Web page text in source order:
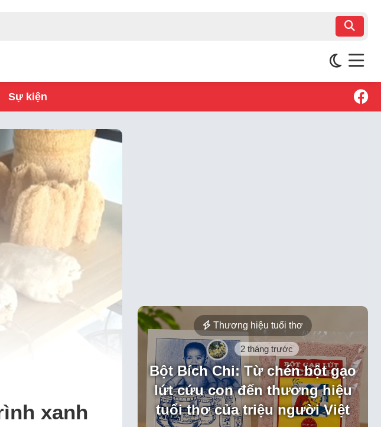
Sự kiện
xanh
Thương hiệu tuổi thơ
2 tháng trước
Bột Bích Chi: Từ chén bột gạo
lứt cứu con đến thương hiệu
tuổi thơ của triệu người Việt